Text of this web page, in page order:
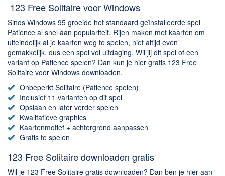
Productiviteit
Adresboek en contacten
Planning en organisatie
Tekst en Administratie
Overige
Algemeen
Chatten en bellen
Dating apps
Parkeer apps
Rar en Zip (Compressie - Unzip)
123 Free Solitaire voor Windows
Sinds Windows 95 groeide het standaard geïnstalleerde spel
Patience al snel aan populariteit. Rijen maken met kaarten om
uiteindelijk al je kaarten weg te spelen, niet altijd even
gemakkelijk, dus een spel vol uitdaging. Wil jij dit spel of een
variant op Patience spelen? Dan kun je hier gratis 123 Free
Solitaire voor Windows downloaden.
Onbeperkt Solitaire (Patience spelen)
Inclusief 11 varianten op dit spel
Opslaan en later verder spelen
Kwalitatieve graphics
Kaartenmotief + achtergrond aanpassen
Gratis te spelen
123 Free Solitaire downloaden gratis
Wil je 123 Free Solitaire gratis downloaden? Dan ben je hier aan